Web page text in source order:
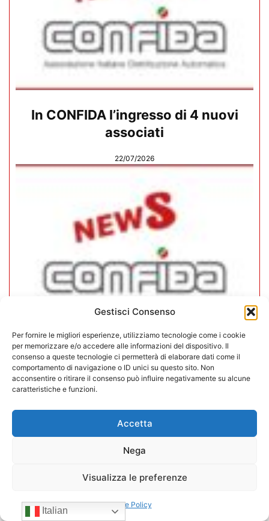
Gestisci Consenso
Per fornire le migliori esperienze, utilizziamo tecnologie come i cookie
per memorizzare e/o accedere alle informazioni del dispositivo. Il
consenso a queste tecnologie ci permetterà di elaborare dati come il
comportamento di navigazione o ID unici su questo sito. Non
acconsentire o ritirare il consenso può influire negativamente su alcune
caratteristiche e funzioni.
Accetta
Nega
Visualizza le preferenze
Cookie Policy
In CONFIDA l’ingresso di 4 nuovi
associati
22/07/2026
CONFIDA Servizi srl presenta il
nuovo Consiglio di Amministrazione
Italian